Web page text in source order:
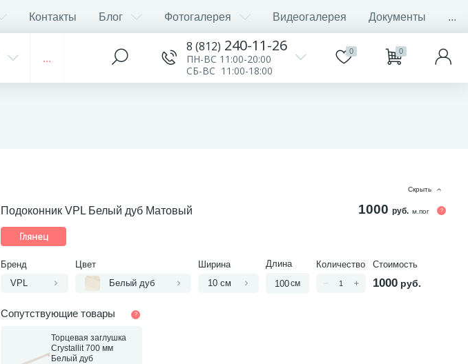
Контакты Блог Фотогалерея Видеогалерея Документы ...
...
8 (812) 240-11-26
ПН-ВС 11:00-20:00
СБ-ВС 11:00-18:00
0 0
Cкрыть
Подоконник VPL Белый дуб Матовый 1000 руб. м.пог
Глянец
Бренд
VPL
Цвет
Белый дуб
Ширина
10 см
Длина
см
Количество Стоимость
1000 руб.
Сопутствующие товары
Торцевая заглушка
Crystallit 700 мм
Белый дуб
Подоконник VPL Белый дуб
Матовый
10 смх Д100см,2